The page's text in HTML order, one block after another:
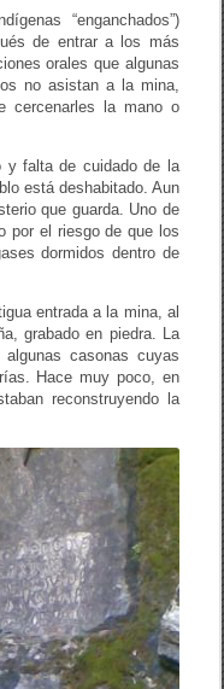
“enganchados”)
de entrar a los más
orales que algunas
no asistan a la mina,
cercenarles la mano o
y falta de cuidado de la
está deshabitado. Aun
que guarda. Uno de
por el riesgo de que los
dormidos dentro de
entrada a la mina, al
grabado en piedra. La
casonas cuyas
Hace muy poco, en
reconstruyendo la